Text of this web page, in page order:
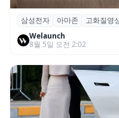
삼성전자·아마존,
어드밴스드’ 적용
삼성전자 아마존 고화질영
Welaunch
8월 5일 오전 2:02